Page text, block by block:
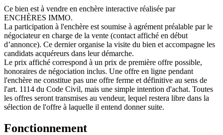
Ce bien est à vendre en enchère interactive réalisée par
ENCHÈRES IMMO.
La participation à l'enchère est soumise à agrément préalable par le
négociateur en charge de la vente (contact affiché en début
d’annonce). Ce dernier organise la visite du bien et accompagne les
candidats acquéreurs dans leur démarche.
Le prix affiché correspond à un prix de première offre possible,
honoraires de négociation inclus. Une offre en ligne pendant
l'enchère ne constitue pas une offre ferme et définitive au sens de
l'art. 1114 du Code Civil, mais une simple intention d'achat. Toutes
les offres seront transmises au vendeur, lequel restera libre dans la
sélection de l'offre à laquelle il entend donner suite.
Fonctionnement